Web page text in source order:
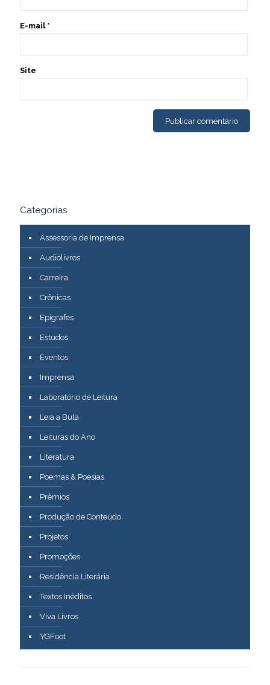
E-mail *
Site
Categorias
Assessoria de Imprensa
Audiolivros
Carreira
Crônicas
Epígrafes
Estudos
Eventos
Imprensa
Laboratório de Leitura
Leia a Bula
Leituras do Ano
Literatura
Poemas & Poesias
Prêmios
Produção de Conteúdo
Projetos
Promoções
Residência Literária
Textos Inéditos
Viva Livros
YGFoot